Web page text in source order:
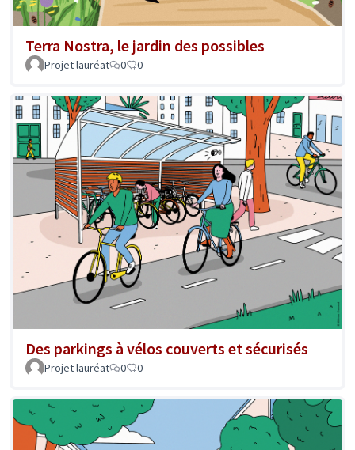
Terra Nostra, le jardin des possibles
Projet lauréat 0 0
Des parkings à vélos couverts et sécurisés
Projet lauréat 0 0